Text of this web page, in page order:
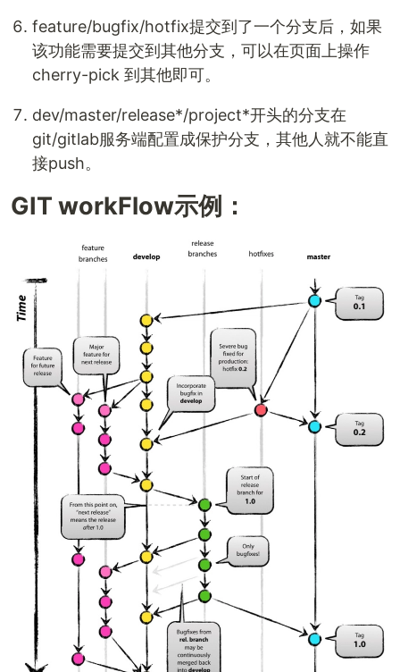
feature/bugfix/hotfix提交到了一个分支后，如果
该功能需要提交到其他分支，可以在页面上操作
cherry-pick 到其他即可。
dev/master/release*/project*开头的分支在
git/gitlab服务端配置成保护分支，其他人就不能直
接push。
GIT workFlow示例：